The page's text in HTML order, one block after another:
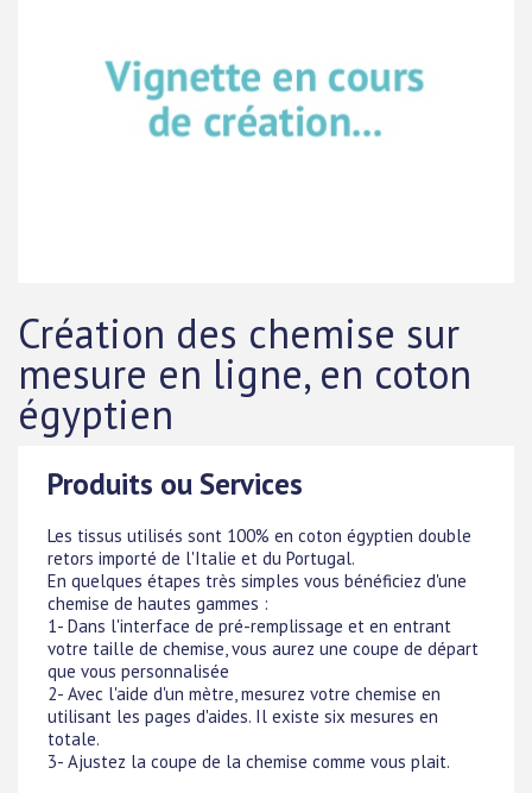
Création des chemise sur
mesure en ligne, en coton
égyptien
Produits ou Services
Les tissus utilisés sont 100% en coton égyptien double
retors importé de l'Italie et du Portugal.
En quelques étapes très simples vous bénéficiez d'une
chemise de hautes gammes :
1- Dans l'interface de pré-remplissage et en entrant
votre taille de chemise, vous aurez une coupe de départ
que vous personnalisée
2- Avec l'aide d'un mètre, mesurez votre chemise en
utilisant les pages d'aides. Il existe six mesures en
totale.
3- Ajustez la coupe de la chemise comme vous plait.